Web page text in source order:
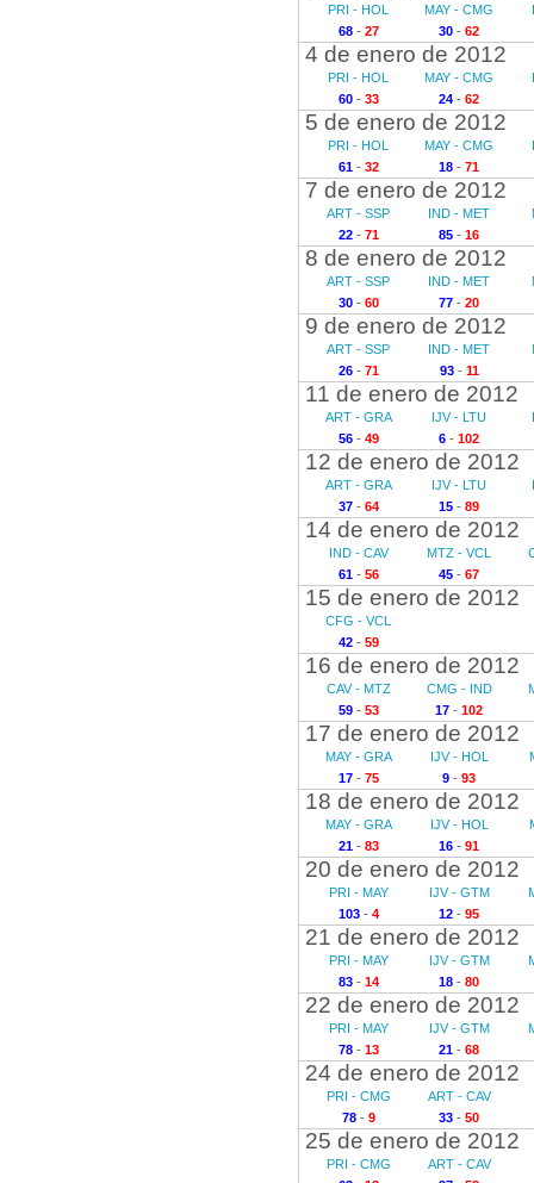
PRI - HOL
68- 27
MAY - CMG
30 - 62
4 de enero de 2012
PRI - HOL
60- 33
MAY - CMG
24 - 62
5 de enero de 2012
PRI - HOL
61- 32
MAY - CMG
18 - 71
7 de enero de 2012
ART - SSP
22- 71
IND - MET
85 - 16
8 de enero de 2012
ART - SSP
30- 60
IND - MET
77 - 20
9 de enero de 2012
ART - SSP
26- 71
IND - MET
93- 11
11 de enero de 2012
ART - GRA
56- 49
IJV - LTU
6 - 102
12 de enero de 2012
ART - GRA
37- 64
IJV - LTU
15 - 89
14 de enero de 2012
IND - CAV
61- 56
MTZ - VCL
45 - 67
15 de enero de 2012
CFG - VCL
42- 59
16 de enero de 2012
CAV - MTZ
59- 53
CMG - IND
17 - 102
17 de enero de 2012
MAY - GRA
17- 75
IJV - HOL
9 - 93
18 de enero de 2012
MAY - GRA
21- 83
IJV - HOL
16 - 91
20 de enero de 2012
PRI - MAY
103- 4
IJV - GTM
12 - 95
21 de enero de 2012
PRI - MAY
83- 14
IJV - GTM
18 - 80
22 de enero de 2012
PRI - MAY
78- 13
IJV - GTM
21 - 68
24 de enero de 2012
PRI - CMG
78- 9
ART - CAV
33 - 50
25 de enero de 2012
PRI - CMG
ART - CAV